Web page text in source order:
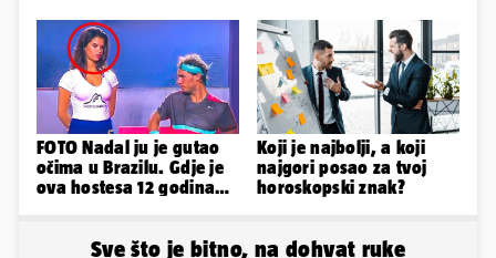
Slavonka
FOTO Nadal ju je gutao
očima u Brazilu. Gdje je
ova hostesa 12 godina
Koji je najbolji, a koji
najgori posao za tvoj
horoskopski znak?
Sve što je bitno, na dohvat ruke